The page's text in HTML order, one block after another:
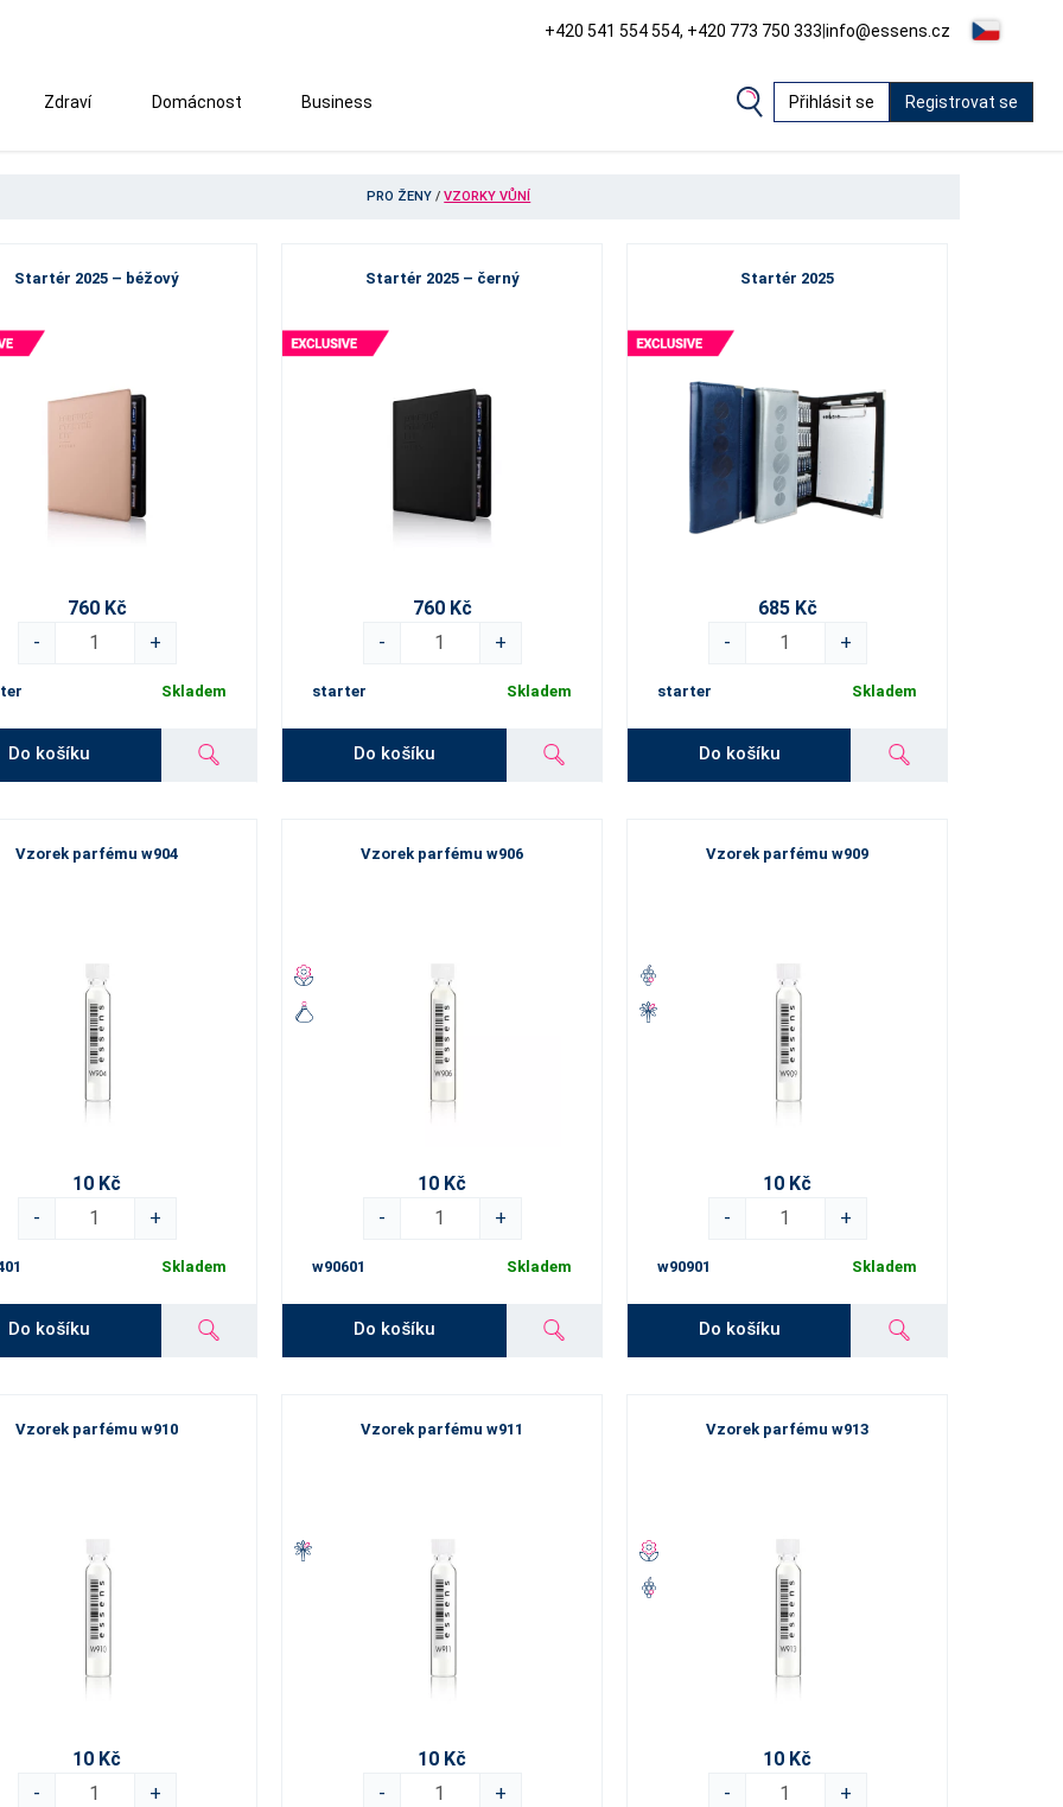
+420 541 554 554, +420 773 750 333|info@essens.cz
Zdraví Domácnost Business Přihlásit se Registrovat se
PRO ŽENY /VZORKY VŮNÍ
Startér 2025 – béžový
760 Kč
-
+
Skladem
Do košíku
Startér 2025 – černý
760 Kč
-
+
starter Skladem
Do košíku
Startér 2025
685 Kč
-
+
starter Skladem
Do košíku
Vzorek parfému w904
10 Kč
-
+
Skladem
Do košíku
Vzorek parfému w906
10 Kč
-
+
w90601 Skladem
Do košíku
Vzorek parfému w909
10 Kč
-
+
w90901 Skladem
Do košíku
Vzorek parfému w910
10 Kč
-
+
Vzorek parfému w911
10 Kč
-
+
Vzorek parfému w913
10 Kč
-
+